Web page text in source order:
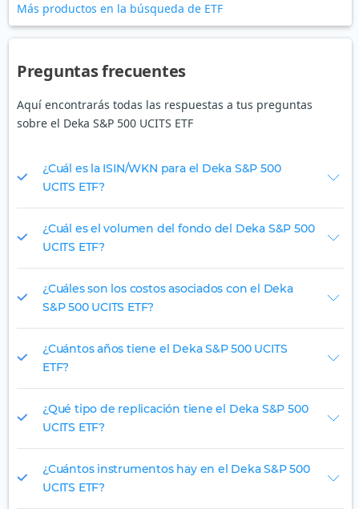
Más productos en la búsqueda de ETF
Preguntas frecuentes
Aquí encontrarás todas las respuestas a tus preguntas
sobre el Deka S&P 500 UCITS ETF
¿Cuál es la ISIN/WKN para el Deka S&P 500
UCITS ETF?
¿Cuál es el volumen del fondo del Deka S&P 500
UCITS ETF?
¿Cuáles son los costos asociados con el Deka
S&P 500 UCITS ETF?
¿Cuántos años tiene el Deka S&P 500 UCITS
ETF?
¿Qué tipo de replicación tiene el Deka S&P 500
UCITS ETF?
¿Cuántos instrumentos hay en el Deka S&P 500
UCITS ETF?